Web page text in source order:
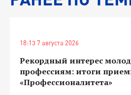
18:13 7 августа 2026
Рекордный интерес
профессиям: итоги
«Профессионалитета»